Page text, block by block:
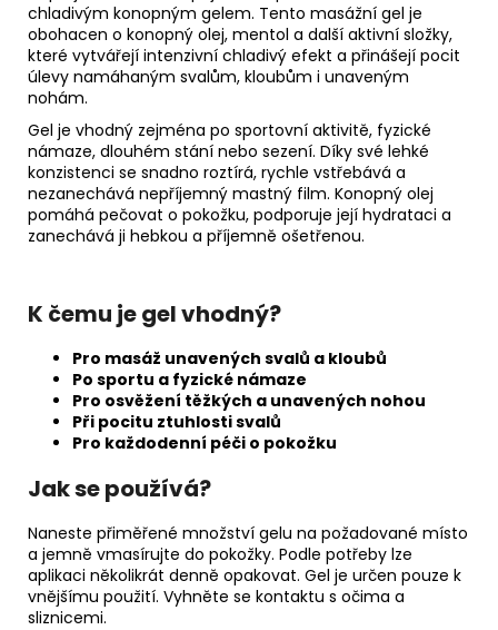
chladivým konopným gelem. Tento masážní gel je
obohacen o konopný olej, mentol a další aktivní složky,
které vytvářejí intenzivní chladivý efekt a přinášejí pocit
úlevy namáhaným svalům, kloubům i unaveným
nohám.
Gel je vhodný zejména po sportovní aktivitě, fyzické
námaze, dlouhém stání nebo sezení. Díky své lehké
konzistenci se snadno roztírá, rychle vstřebává a
nezanechává nepříjemný mastný film. Konopný olej
pomáhá pečovat o pokožku, podporuje její hydrataci a
zanechává ji hebkou a příjemně ošetřenou.
K čemu je gel vhodný?
Pro masáž unavených svalů a kloubů
Po sportu a fyzické námaze
Pro osvěžení těžkých a unavených nohou
Při pocitu ztuhlosti svalů
Pro každodenní péči o pokožku
Jak se používá?
Naneste přiměřené množství gelu na požadované místo
a jemně vmasírujte do pokožky. Podle potřeby lze
aplikaci několikrát denně opakovat. Gel je určen pouze k
vnějšímu použití. Vyhněte se kontaktu s očima a
sliznicemi.